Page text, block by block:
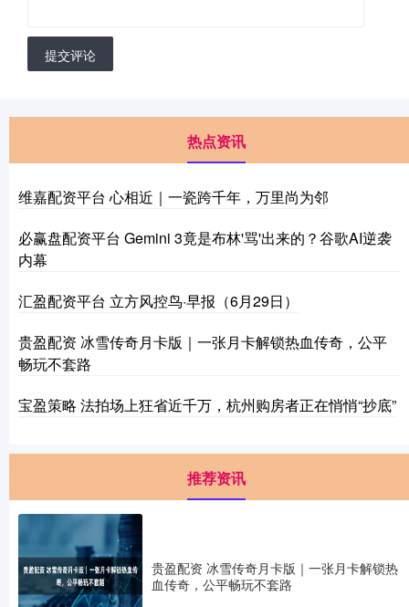
提交评论
热点资讯
维嘉配资平台 心相近｜一瓷跨千年，万里尚为邻
必赢盘配资平台 Gemini 3竟是布林'骂'出来的？谷歌AI逆袭
内幕
汇盈配资平台 立方风控鸟·早报（6月29日）
贵盈配资 冰雪传奇月卡版｜一张月卡解锁热血传奇，公平
畅玩不套路
宝盈策略 法拍场上狂省近千万，杭州购房者正在悄悄“抄底”
推荐资讯
贵盈配资 冰雪传奇月卡版｜一张月卡解锁热
血传奇，公平畅玩不套路